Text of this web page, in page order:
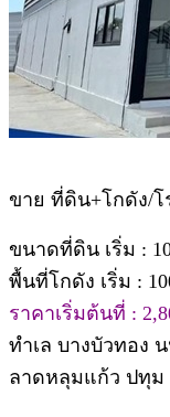
ขาย ที่ดิน+โกดัง/
ขนาดที่ดิน เริ่ม :
พื้นที่โกดัง เริ่ม :
ราคาเริ่มต้นที่ :
ทำเล บางบัวทอง
ลาดหลุมแก้ว ปทุม